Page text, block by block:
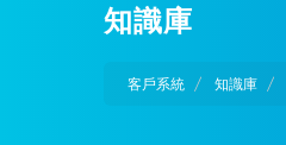
知識庫
客戶系統 知識庫